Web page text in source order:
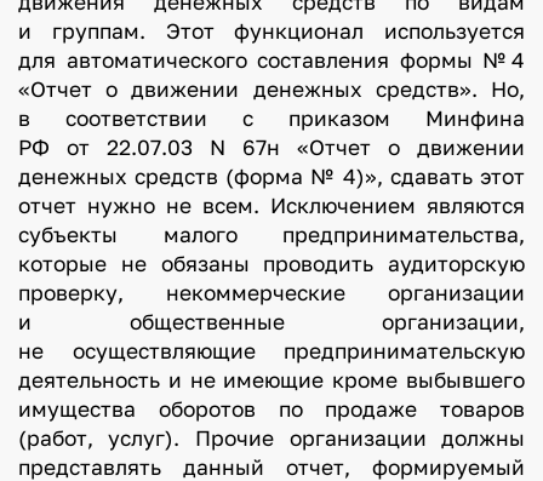
и группам. Этот функционал используется
для автоматического составления формы №4
«Отчет о движении денежных средств». Но,
в соответствии с приказом Минфина
РФ от 22.07.03 N 67н «Отчет о движении
денежных средств (форма № 4)», сдавать этот
отчет нужно не всем. Исключением являются
субъекты малого предпринимательства,
которые не обязаны проводить аудиторскую
проверку, некоммерческие организации
и общественные организации,
не осуществляющие предпринимательскую
деятельность и не имеющие кроме выбывшего
имущества оборотов по продаже товаров
(работ, услуг). Прочие организации должны
представлять данный отчет, формируемый